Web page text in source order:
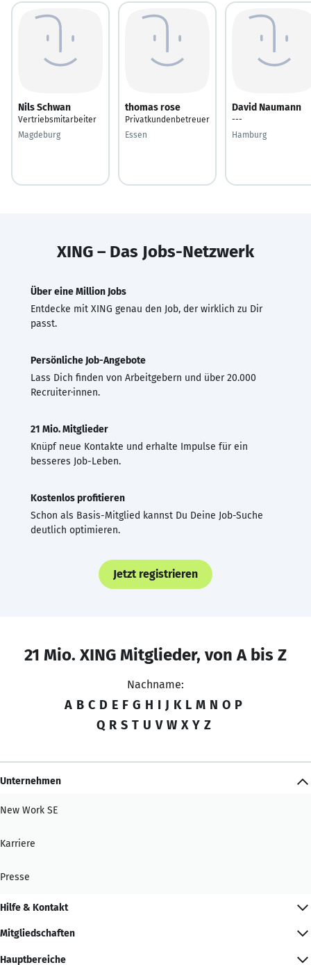
Nils Schwan
Vertriebsmitarbeiter
Magdeburg
thomas rose
Privatkundenbetreuer
Essen
David Naumann
---
Hamburg
XING – Das Jobs-Netzwerk
Über eine Million Jobs
Entdecke mit XING genau den Job, der wirklich zu Dir
passt.
Persönliche Job-Angebote
Lass Dich finden von Arbeitgebern und über 20.000
Recruiter·innen.
21 Mio. Mitglieder
Knüpf neue Kontakte und erhalte Impulse für ein
besseres Job-Leben.
Kostenlos profitieren
Schon als Basis-Mitglied kannst Du Deine Job-Suche
deutlich optimieren.
Jetzt registrieren
21 Mio. XING Mitglieder, von A bis Z
Nachname:
A B C D E F G H I J K L M N O P
Q R S T U V W X Y Z
Unternehmen
New Work SE
Karriere
Presse
Hilfe & Kontakt
Mitgliedschaften
Hauptbereiche